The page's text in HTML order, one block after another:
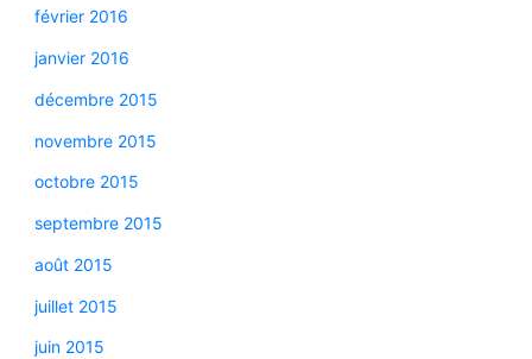
février 2016
janvier 2016
décembre 2015
novembre 2015
octobre 2015
septembre 2015
août 2015
juillet 2015
juin 2015